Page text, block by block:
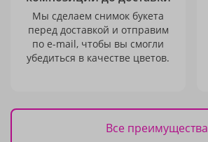
Мы сделаем снимок букета
перед доставкой и отправим
по e-mail, чтобы вы смогли
убедиться в качестве цветов.
Все преимущества